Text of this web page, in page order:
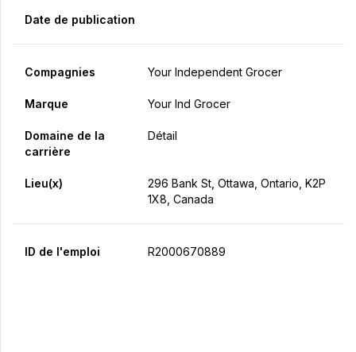
Date de publication
Compagnies Your Independent Grocer
Marque Your Ind Grocer
Domaine de la
carrière
Détail
Lieu(x)
296 Bank St, Ottawa, Ontario, K2P
1X8, Canada
ID de l'emploi R2000670889